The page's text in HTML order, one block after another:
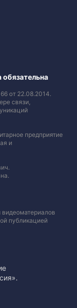
от 22.08.2014.
связи,
предприятие
и
публикацией